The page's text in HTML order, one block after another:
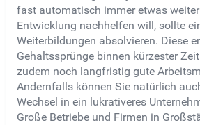
fast automatisch immer etwas
Entwicklung nachhelfen will, sollte
Weiterbildungen absolvieren. Diese
Gehaltssprünge binnen kürzester
zudem noch langfristig gute
Andernfalls können Sie natürlich
Wechsel in ein lukrativeres
Große Betriebe und Firmen in